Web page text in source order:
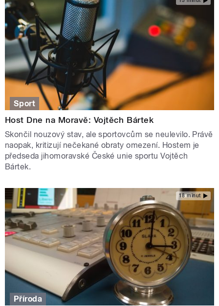
Sport
Host Dne na Moravě: Vojtěch Bártek
Skončil nouzový stav, ale sportovcům se neulevilo. Právě
naopak, kritizují nečekané obraty omezení. Hostem je
předseda jihomoravské České unie sportu Vojtěch
Bártek.
18 minut
Příroda